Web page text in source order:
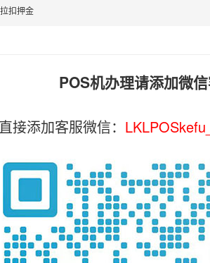
扣押金
POS机办理请添加微
直接添加客服微信： LKLPOSkefu_